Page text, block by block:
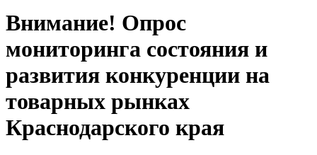
Внимание! Опрос
мониторинга состояния и
развития конкуренции на
товарных рынках
Краснодарского края